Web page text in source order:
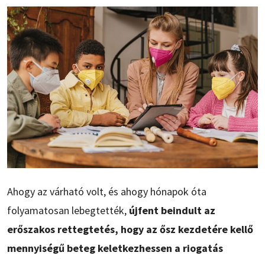
Ahogy az várható volt, és ahogy hónapok óta
folyamatosan lebegtették, újfent beindult az
erőszakos rettegtetés, hogy az ősz kezdetére kellő
mennyiségű beteg keletkezhessen a riogatás